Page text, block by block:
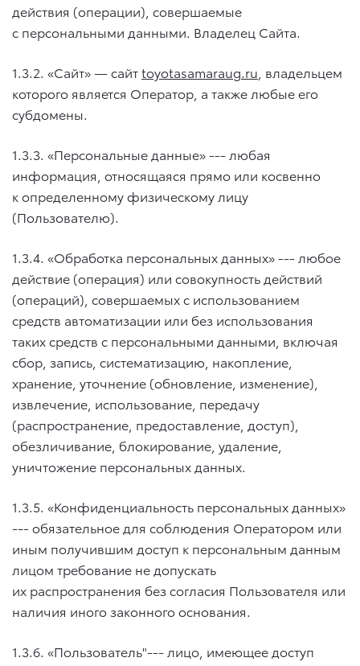
действия (операции), совершаемые
с персональными данными. Владелец Сайта.
1.3.2. «Сайт» — сайтtoyotasamaraug.ru , владельцем
которого является Оператор, а также любые его
субдомены.
1.3.3. «Персональные данные» --- любая
информация, относящаяся прямо или косвенно
к определенному физическому лицу
(Пользователю).
1.3.4. «Обработка персональных данных» --- любое
действие (операция) или совокупность действий
(операций), совершаемых с использованием
средств автоматизации или без использования
таких средств с персональными данными, включая
сбор, запись, систематизацию, накопление,
хранение, уточнение (обновление, изменение),
извлечение, использование, передачу
(распространение, предоставление, доступ),
обезличивание, блокирование, удаление,
уничтожение персональных данных.
1.3.5. «Конфиденциальность персональных данных»
--- обязательное для соблюдения Оператором или
иным получившим доступ к персональным данным
лицом требование не допускать
их распространения без согласия Пользователя или
наличия иного законного основания.
1.3.6. «Пользователь"--- лицо, имеющее доступ